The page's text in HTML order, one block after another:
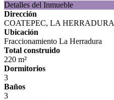
Detalles del Inmueble
Dirección
COATEPEC, LA HERRADURA
Ubicación
Fraccionamiento La Herradura
Total construido
220 m²
Dormitorios
3
Baños
3